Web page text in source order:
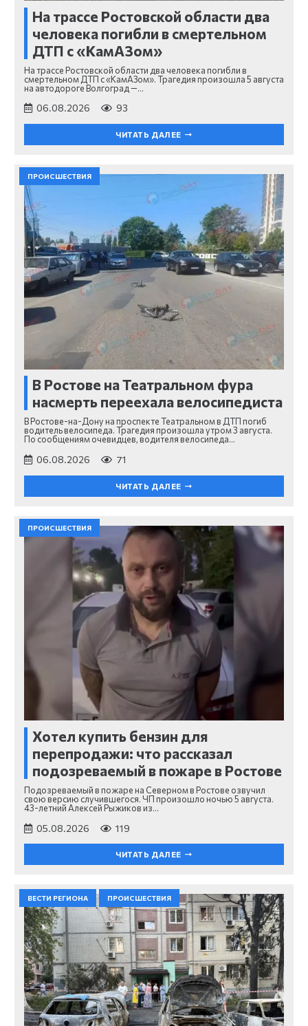
На трассе Ростовской области два
человека погибли в смертельном
ДТП с «КамАЗом»
На трассе Ростовской области два человека погибли в
смертельном ДТП с «КамАЗом». Трагедия произошла 5 августа
на автодороге Волгоград —…
06.08.2026 93
ЧИТАТЬ ДАЛЕЕ
ПРОИСШЕСТВИЯ
В Ростове на Театральном фура
насмерть переехала велосипедиста
В Ростове-на-Дону на проспекте Театральном в ДТП погиб
водитель велосипеда. Трагедия произошла утром 3 августа.
По сообщениям очевидцев, водителя велосипеда…
06.08.2026 71
ЧИТАТЬ ДАЛЕЕ
ПРОИСШЕСТВИЯ
Хотел купить бензин для
перепродажи: что рассказал
подозреваемый в пожаре в Ростове
Подозреваемый в пожаре на Северном в Ростове озвучил
свою версию случившегося. ЧП произошло ночью 5 августа.
43-летний Алексей Рыжиков из…
05.08.2026 119
ЧИТАТЬ ДАЛЕЕ
ВЕСТИ РЕГИОНА ПРОИСШЕСТВИЯ